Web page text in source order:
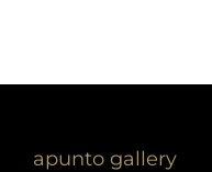
apunto gallery